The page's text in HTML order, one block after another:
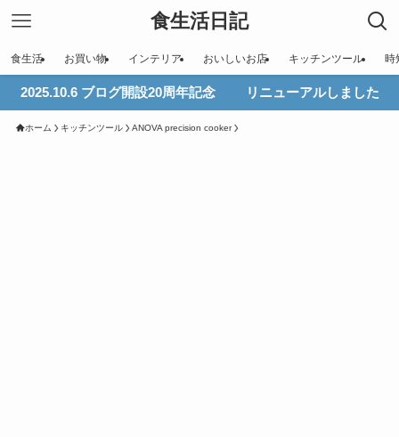
食生活日記
食生活 お買い物 インテリア おいしいお店 キッチンツール 時
2025.10.6 ブログ開設20周年記念 リニューアルしました
ホーム キッチンツール ANOVA precision cooker